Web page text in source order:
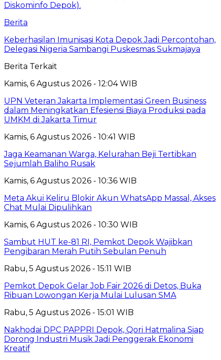
Berita
Keberhasilan Imunisasi Kota Depok Jadi Percontohan,
Delegasi Nigeria Sambangi Puskesmas Sukmajaya
Berita Terkait
Kamis, 6 Agustus 2026 - 12:04 WIB
UPN Veteran Jakarta Implementasi Green Business
dalam Meningkatkan Efesiensi Biaya Produksi pada
UMKM di Jakarta Timur
Kamis, 6 Agustus 2026 - 10:41 WIB
Jaga Keamanan Warga, Kelurahan Beji Tertibkan
Sejumlah Baliho Rusak
Kamis, 6 Agustus 2026 - 10:36 WIB
Meta Akui Keliru Blokir Akun WhatsApp Massal, Akses
Chat Mulai Dipulihkan
Kamis, 6 Agustus 2026 - 10:30 WIB
Sambut HUT ke-81 RI, Pemkot Depok Wajibkan
Pengibaran Merah Putih Sebulan Penuh
Rabu, 5 Agustus 2026 - 15:11 WIB
Pemkot Depok Gelar Job Fair 2026 di Detos, Buka
Ribuan Lowongan Kerja Mulai Lulusan SMA
Rabu, 5 Agustus 2026 - 15:01 WIB
Nakhodai DPC PAPPRI Depok, Qori Hatmalina Siap
Dorong Industri Musik Jadi Penggerak Ekonomi
Kreatif